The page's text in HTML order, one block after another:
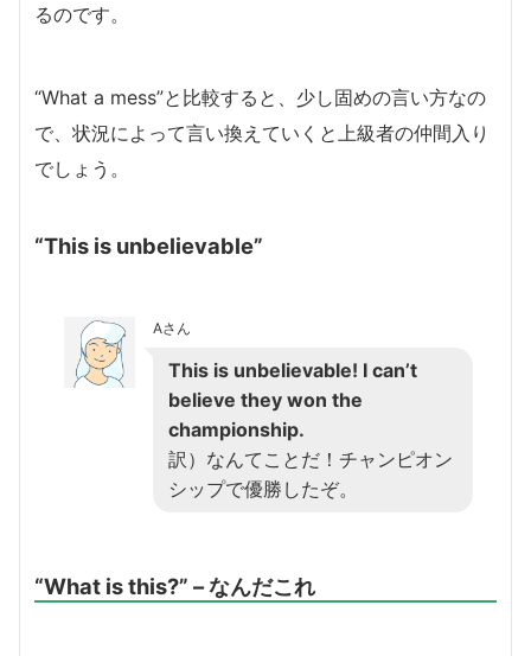
るのです。
“What a mess”と比較すると、少し固めの言い方なの
で、状況によって言い換えていくと上級者の仲間入り
でしょう。
“This is unbelievable”
Aさん
This is unbelievable! I can’t
believe they won the
championship.
訳）なんてことだ！チャンピオン
シップで優勝したぞ。
“What is this?” – なんだこれ